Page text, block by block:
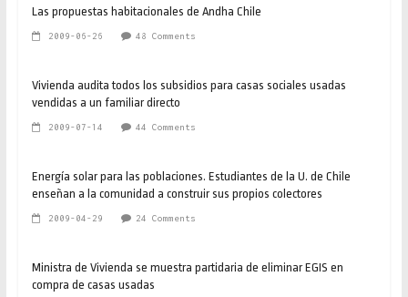
Las propuestas habitacionales de Andha Chile
2009-06-26 48 Comments
Vivienda audita todos los subsidios para casas sociales usadas
vendidas a un familiar directo
2009-07-14 44 Comments
Energía solar para las poblaciones. Estudiantes de la U. de Chile
enseñan a la comunidad a construir sus propios colectores
2009-04-29 24 Comments
Ministra de Vivienda se muestra partidaria de eliminar EGIS en
compra de casas usadas